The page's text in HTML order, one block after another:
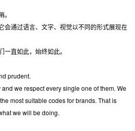
会通过语言、文字、视觉以不同的形式展现在
直如此，始终如此。
prudent.
we respect every single one of them. We
most suitable codes for brands. That is
we will be doing.